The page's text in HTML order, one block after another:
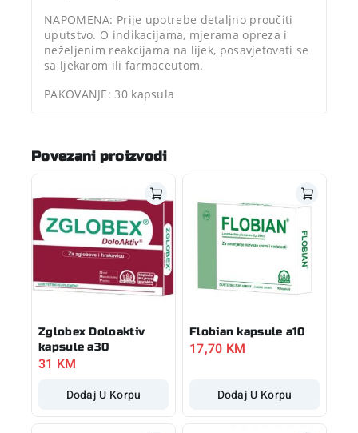
NAPOMENA: Prije upotrebe detaljno proučiti
uputstvo. O indikacijama, mjerama opreza i
neželjenim reakcijama na lijek, posavjetovati se
sa ljekarom ili farmaceutom.
PAKOVANJE: 30 kapsula
Povezani proizvodi
Zglobex Doloaktiv
kapsule a30
31 KM
Dodaj U Korpu
Flobian kapsule a10
17,70 KM
Dodaj U Korpu